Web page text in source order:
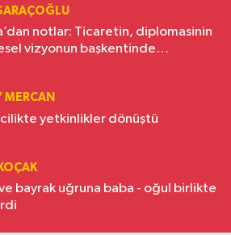
notlar: Ticaretin, diplomasinin
vizyonun başkentinde
MERCAN
yetkinlikler dönüştü
bayrak uğruna baba - oğul birlikte